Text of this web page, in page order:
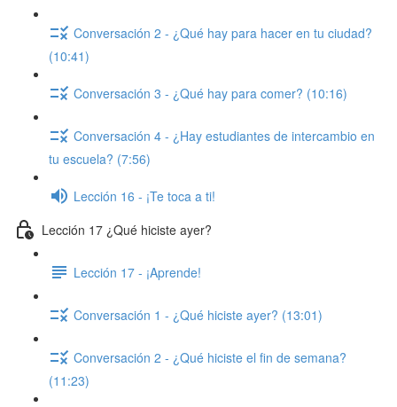
Conversación 2 - ¿Qué hay para hacer en tu ciudad?
(10:41)
Conversación 3 - ¿Qué hay para comer? (10:16)
Conversación 4 - ¿Hay estudiantes de intercambio en
tu escuela? (7:56)
Lección 16 - ¡Te toca a ti!
Lección 17 ¿Qué hiciste ayer?
Lección 17 - ¡Aprende!
Conversación 1 - ¿Qué hiciste ayer? (13:01)
Conversación 2 - ¿Qué hiciste el fin de semana?
(11:23)